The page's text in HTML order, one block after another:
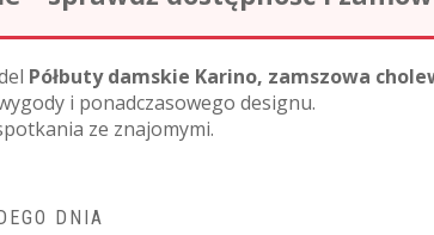
Półbuty damskie Karino, zamszowa
i ponadczasowego designu.
ze znajomymi.
DNIA